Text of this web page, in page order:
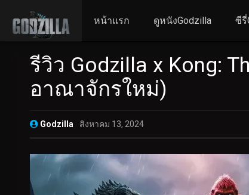
หน้าแรก ดูหนังGodzilla ซีรี่
รีวิว Godzilla x Kong:
อาณาจักรใหม่)
Godzilla สิงหาคม 13, 2024